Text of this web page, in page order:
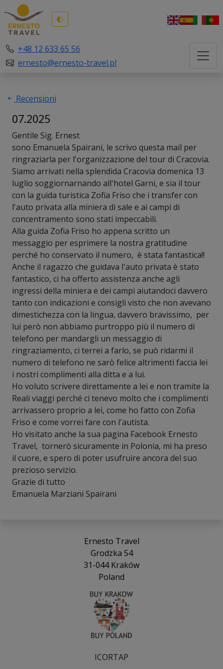
🌓
+48 12 633 65 56
ernesto@ernesto-travel.pl
Recensioni
07.2025
Gentile Sig. Ernest
sono Emanuela Spairani, le scrivo questa mail per
ringraziarla per l'organizzazione del tour di Cracovia.
Siamo arrivati nella splendida Cracovia domenica 13
luglio soggiornarnando all'hotel Garni, e sia il tour
con la guida turistica Zofia Friso che i transfer con
l'auto privata alla miniera di sale e ai campi di
concentramento sono stati impeccabili.
Alla guida Zofia Friso ho appena scritto un
messaggio per esprimere la nostra gratitudine
perché ho conservato il numero, è stata fantastica!!
Anche il ragazzo che guidava l'auto privata è stato
fantastico, ci ha offerto assistenza anche agli
ingressi della miniera e dei campi aiutandoci davvero
tanto con indicazioni e consigli visto che non avevano
dimestichezza con la lingua, davvero bravissimo, per
lui però non abbiamo purtroppo più il numero di
telefono per mandargli un messaggio di
ringraziamento, ci terrei a farlo, se può ridarmi il
numero di telefono ne sarò felice altrimenti faccia lei
i nostri complimenti alla ditta e a lui.
Ho voluto scrivere direttamente a lei e non tramite la
Reali viaggi perché ci tenevo molto che i complimenti
arrivassero proprio a lei, come ho fatto con Zofia
Friso e come vorrei fare con l'autista.
Ho visitato anche la sua pagina Facebook Ernesto
Travel, tornerò sicuramente in Polonia, mi ha preso
il cuore, e spero di poter usufruire ancora del suo
prezioso servizio.
Grazie di tutto
Emanuela Marziani Spairani
Ernesto Travel
Grodzka 54
31-044 Kraków
Poland
ICORTAP